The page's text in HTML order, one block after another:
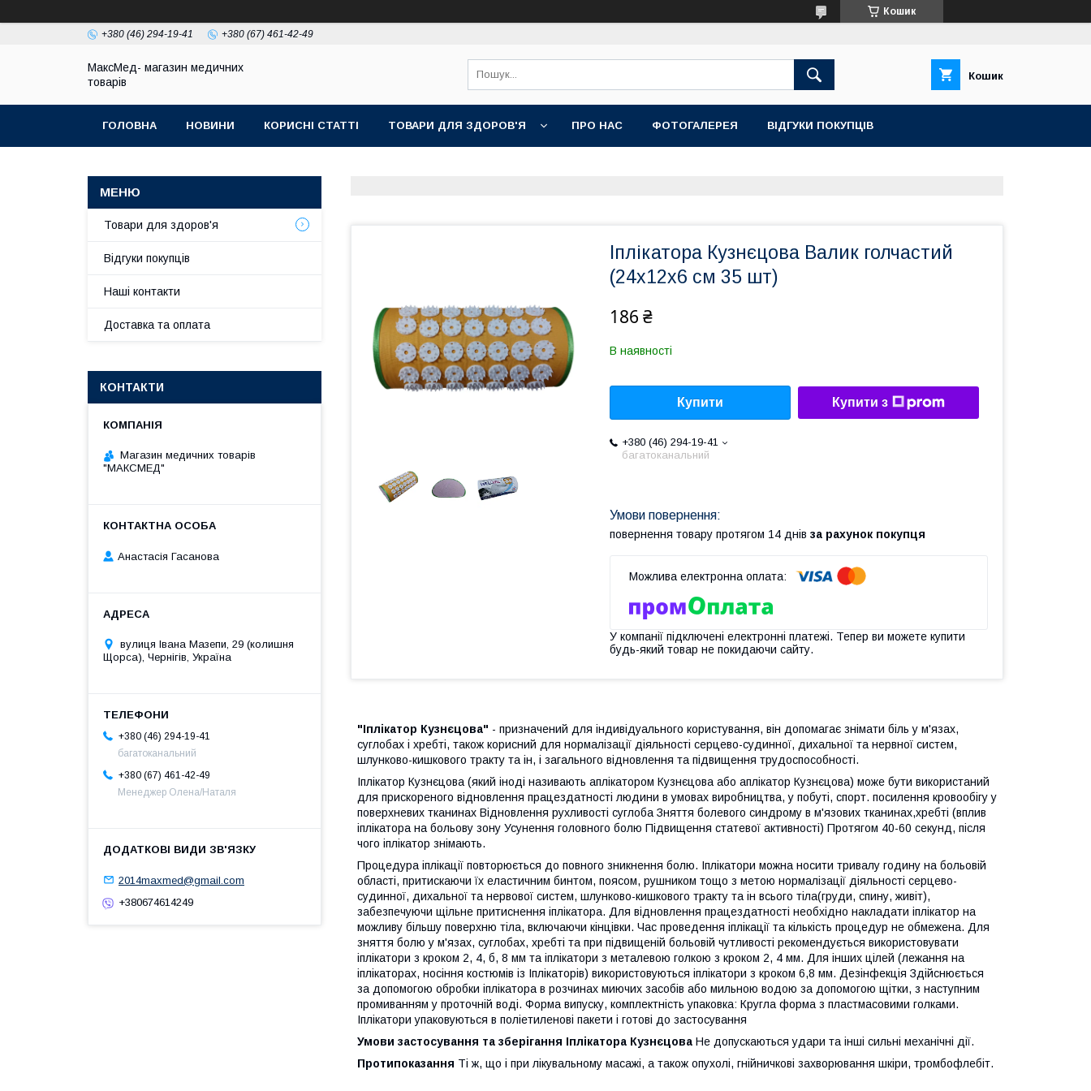
Кошик
+380 (46) 294-19-41 +380 (67) 461-42-49
МаксМед- магазин медичних
товарів
Кошик
ГОЛОВНА НОВИНИ КОРИСНІ СТАТТІ ТОВАРИ ДЛЯ ЗДОРОВ'Я ПРО НАС ФОТОГАЛЕРЕЯ ВІДГУКИ ПОКУПЦІВ
Іплікатора Кузнєцова Валик голчастий
(24х12х6 см 35 шт)
186 ₴
В наявності
Купити Купити з
+380 (46) 294-19-41
багатоканальний
повернення товару протягом 14 днів за рахунок покупця
У компанії підключені електронні платежі. Тепер ви можете купити
будь-який товар не покидаючи сайту.
"Іплікатор Кузнєцова" - призначений для індивідуального користування, він допомагає знімати біль у м'язах,
суглобах і хребті, також корисний для нормалізації діяльності серцево-судинної, дихальної та нервної систем,
шлунково-кишкового тракту та ін, і загального відновлення та підвищення трудоспособності.
Іплікатор Кузнєцова (який іноді називають аплікатором Кузнєцова або аплікатор Кузнєцова) може бути використаний
для прискореного відновлення працездатності людини в умовах виробництва, у побуті, спорт. посилення кровообігу у
поверхневих тканинах Відновлення рухливості суглоба Зняття болевого синдрому в м'язових тканинах,хребті (вплив
іплікатора на больову зону Усунення головного болю Підвищення статевої активності) Протягом 40-60 секунд, після
чого іплікатор знімають.
Процедура іплікації повторюється до повного зникнення болю. Іплікатори можна носити тривалу годину на больовій
області, притискаючи їх еластичним бинтом, поясом, рушником тощо з метою нормалізації діяльності серцево-
судинної, дихальної та нервової систем, шлунково-кишкового тракту та ін всього тіла(груди, спину, живіт),
забезпечуючи щільне притиснення іплікатора. Для відновлення працездатності необхідно накладати іплікатор на
можливу більшу поверхню тіла, включаючи кінцівки. Час проведення іплікації та кількість процедур не обмежена. Для
зняття болю у м'язах, суглобах, хребті та при підвищеній больовій чутливості рекомендується використовувати
іплікатори з кроком 2, 4, б, 8 мм та іплікатори з металевою голкою з кроком 2, 4 мм. Для інших цілей (лежання на
іплікаторах, носіння костюмів із Іплікаторів) використовуються іплікатори з кроком 6,8 мм. Дезінфекція Здійснюється
за допомогою обробки іплікатора в розчинах миючих засобів або мильною водою за допомогою щітки, з наступним
промиванням у проточній воді. Форма випуску, комплектність упаковка: Кругла форма з пластмасовими голками.
Іплікатори упаковуються в поліетиленові пакети і готові до застосування
Умови застосування та зберігання Іплікатора Кузнєцова Не допускаються удари та інші сильні механічні дії.
Протипоказання Ті ж, що і при лікувальному масажі, а також опухолі, гнійничкові захворювання шкіри, тромбофлебіт.
Товари для здоров'я
Відгуки покупців
Наші контакти
Доставка та оплата
КОНТАКТИ
Магазин медичних товарів
"МАКСМЕД"
Анастасія Гасанова
вулиця Івана Мазепи, 29 (колишня
Щорса), Чернігів, Україна
+380 (46) 294-19-41
багатоканальний
+380 (67) 461-42-49
Менеджер Олена/Наталя
2014maxmed@gmail.com
+380674614249